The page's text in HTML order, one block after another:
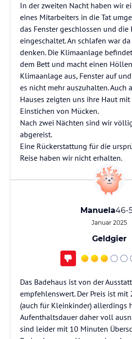
In der zweiten Nacht haben wir
eines Mitarbeiters in die Tat
das Fenster geschlossen und
eingeschaltet. An schlafen war
denken. Die Klimaanlage
dem Bett und macht einen
Klimaanlage aus, Fenster auf
es nicht mehr auszuhalten. Auch
Hauses zeigten uns ihre Haut mit
Einstichen von Mücken.
Nach zwei Nächten sind wir
abgereist.
Eine Rückerstattung für die
Reise haben wir nicht erhalten.
Manuela46-
Januar 2025
Geldgier
Das Badehaus ist von der
empfehlenswert. Der Preis ist mit
(auch für Kleinkinder) allerdings
Aufenthaltsdauer daher voll
sind leider mit 10 Minuten